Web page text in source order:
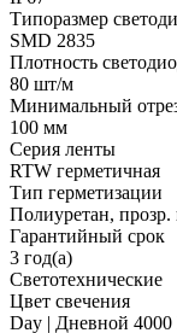
Типоразмер
SMD 2835
Плотность
80 шт/м
Минимальный
100 мм
Серия ленты
RTW герметичная
Тип герметизации
Полиуретан, прозр.
Гарантийный срок
3 год(а)
Светотехнические
Цвет свечения
Day | Дневной 4000